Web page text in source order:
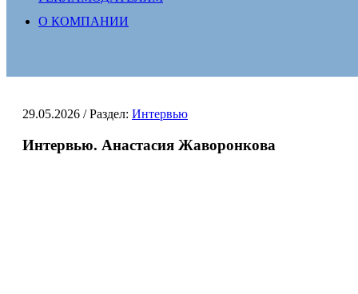
О КОМПАНИИ
29.05.2026 / Раздел: Интервью
Интервью. Анастасия Жаворонкова